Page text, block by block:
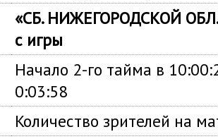
«СБ. НИЖЕГОРОДСКОЙ
с игры
Начало 2-го тайма в
0:03:58
Количество зрителей на